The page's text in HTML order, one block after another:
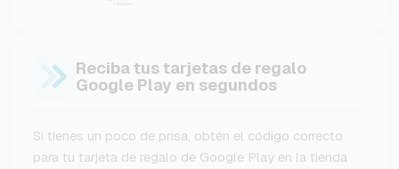
Reciba tus tarjetas de regalo
Google Play en segundos
Si tienes un poco de prisa, obtén el código correcto
para tu tarjeta de regalo de Google Play en la tienda